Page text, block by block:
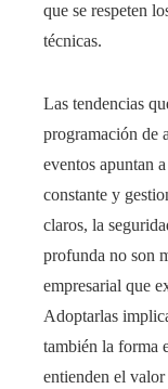
que se respeten
técnicas.
Las tendencias
programación de
eventos apuntan
constante y
claros, la
profunda no son
empresarial que
Adoptarlas
también la forma
entienden el